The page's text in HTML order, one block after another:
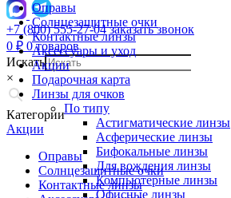
+7 (800) 555-27-04 заказать звонок
0 ₽ 0 товаров
Искать
×
Категории
Акции
Оправы
Солнцезащитные очки
Контактные линзы
Оправы
Солнцезащитные очки
Контактные линзы
Аксессуары и уход
Акции
Подарочная карта
Линзы для очков
По типу
Астигматические линзы
Асферические линзы
Бифокальные линзы
Для вождения линзы
Компьютерные линзы
Офисные линзы